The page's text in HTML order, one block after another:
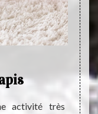
activité très